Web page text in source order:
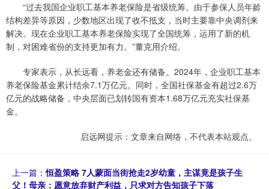
“过去我国企业职工基本养老保险是省级统筹。由于参保人员年龄
结构差异等原因，少数地区出现了收不抵支，当时主要靠中央调剂来
解决。现在企业职工基本养老保险实现了全国统筹，运用了新的机
制，对困难省份的支持更加有力。”董克用介绍。
专家表示，从长远看，养老金还有储备。2024年，企业职工基本
养老保险基金累计结余7.1万亿元。同时，全国社保基金有超过2.6万
亿元的战略储备，中央层面已划转国有资本1.68万亿元充实社保基
金。
启远网提示：文章来自网络，不代表本站观点。
上一篇：恒盈策略 7人蒙面当街抢走2岁幼童，主谋竟是孩子生
父！母亲：愿意放弃财产利益，只求对方告知孩子下落